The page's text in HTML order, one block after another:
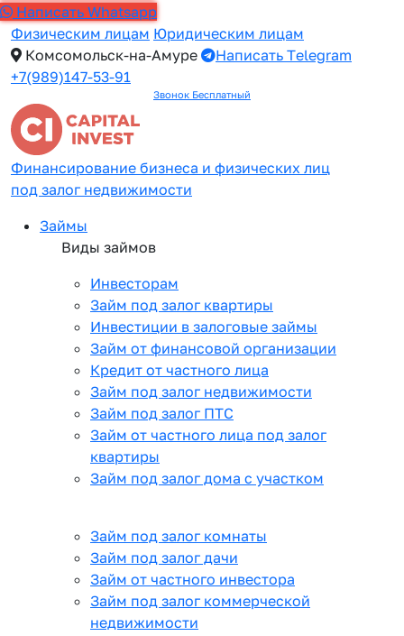
Написать Whatsapp
Физическим лицам Юридическим лицам
Комсомольск-на-Амуре
Написать Telegram
+7(989)147-53-91
Звонок Бесплатный
Финансирование бизнеса и физических лиц
под залог недвижимости
Займы
Виды займов
Инвесторам
Займ под залог квартиры
Инвестиции в залоговые займы
Займ от финансовой организации
Кредит от частного лица
Займ под залог недвижимости
Займ под залог ПТС
Займ от частного лица под залог
квартиры
Займ под залог дома с участком
Займ под залог комнаты
Займ под залог дачи
Займ от частного инвестора
Займ под залог коммерческой
недвижимости